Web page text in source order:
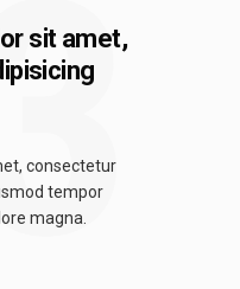
sit amet,
consectetur
tempor
magna.